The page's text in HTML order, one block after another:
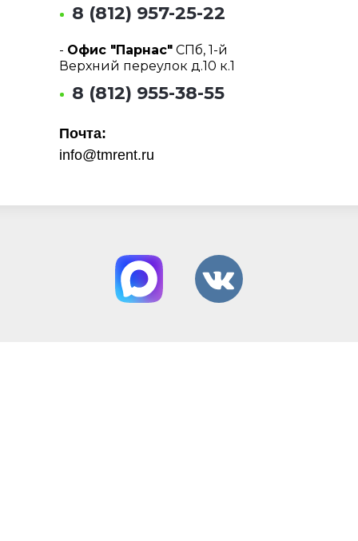
Почта:
info@tmrent.ru
- Офис "Парнас" СПб, 1-й
Верхний переулок д.10 к.1
8 (812) 957-25-22
8 (812) 955-38-55